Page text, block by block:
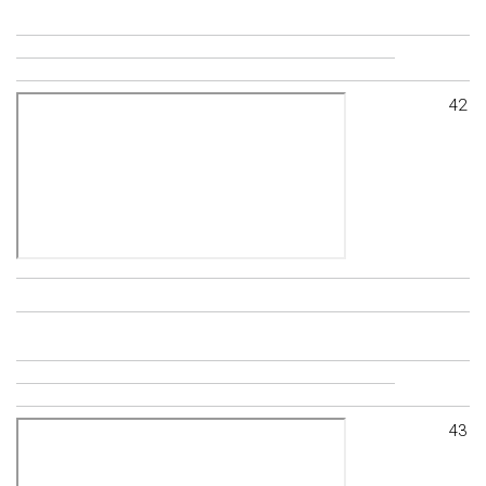
42
43